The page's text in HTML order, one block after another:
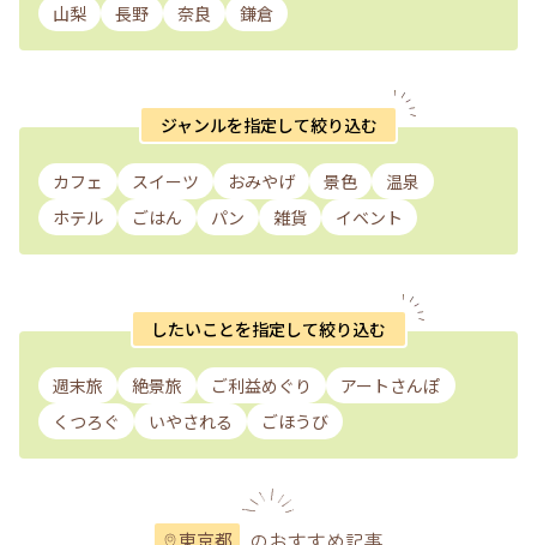
山梨
長野 奈良 鎌倉
ジャンルを指定して絞り込む
カフェ スイーツ おみやげ 景色
温泉
ホテル
ごはん パン 雑貨 イベント
したいことを指定して絞り込む
週末旅 絶景旅 ご利益めぐり
アートさんぽ
くつろぐ
いやされる ごほうび
東京都